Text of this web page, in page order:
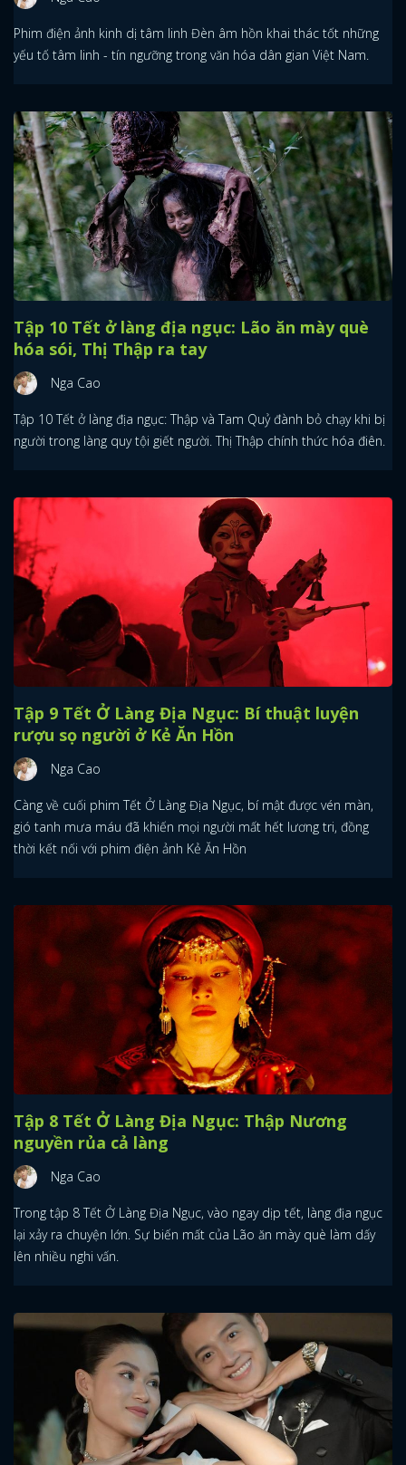
Phim điện ảnh kinh dị tâm linh Đèn âm hồn khai thác tốt những
yếu tố tâm linh - tín ngưỡng trong văn hóa dân gian Việt Nam.
Tập 10 Tết ở làng địa ngục: Lão ăn mày què
hóa sói, Thị Thập ra tay
Nga Cao
Tập 10 Tết ở làng địa ngục: Thập và Tam Quỷ đành bỏ chạy khi bị
người trong làng quy tội giết người. Thị Thập chính thức hóa điên.
Tập 9 Tết Ở Làng Địa Ngục: Bí thuật luyện
rượu sọ người ở Kẻ Ăn Hồn
Nga Cao
Càng về cuối phim Tết Ở Làng Địa Ngục, bí mật được vén màn,
gió tanh mưa máu đã khiến mọi người mất hết lương tri, đồng
thời kết nối với phim điện ảnh Kẻ Ăn Hồn
Tập 8 Tết Ở Làng Địa Ngục: Thập Nương
nguyền rủa cả làng
Nga Cao
Trong tập 8 Tết Ở Làng Địa Ngục, vào ngay dịp tết, làng địa ngục
lại xảy ra chuyện lớn. Sự biến mất của Lão ăn mày què làm dấy
lên nhiều nghi vấn.